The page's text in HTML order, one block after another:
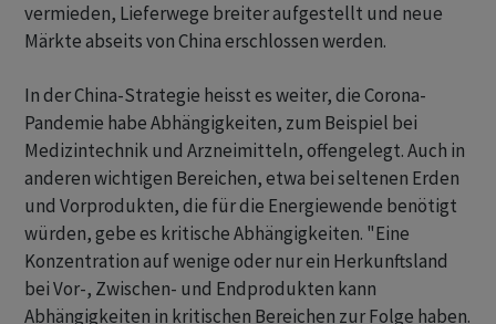
vermieden, Lieferwege breiter aufgestellt und neue
Märkte abseits von China erschlossen werden.
In der China-Strategie heisst es weiter, die Corona-
Pandemie habe Abhängigkeiten, zum Beispiel bei
Medizintechnik und Arzneimitteln, offengelegt. Auch in
anderen wichtigen Bereichen, etwa bei seltenen Erden
und Vorprodukten, die für die Energiewende benötigt
würden, gebe es kritische Abhängigkeiten. "Eine
Konzentration auf wenige oder nur ein Herkunftsland
bei Vor-, Zwischen- und Endprodukten kann
Abhängigkeiten in kritischen Bereichen zur Folge haben.